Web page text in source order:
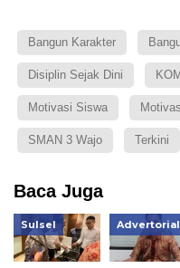
Bangun Karakter
Disiplin Sejak Dini
Motivasi Siswa
SMAN 3 Wajo Terkini
Baca Juga
Sulsel Advertorial